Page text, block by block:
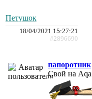
Петушок
18/04/2021 15:27:21
#2896690
папоротник
Свой на